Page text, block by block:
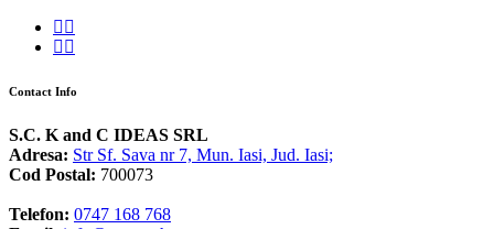
Contact Info
S.C. K and C IDEAS SRL
Adresa: Str Sf. Sava nr 7, Mun. Iasi, Jud. Iasi;
Cod Postal: 700073
Telefon: 0747 168 768